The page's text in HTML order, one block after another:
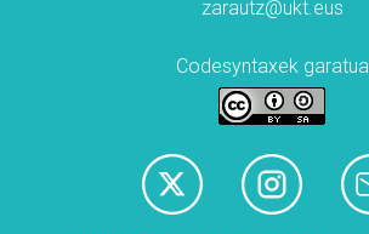
zarautz@ukt.eus
Codesyntaxek garatua